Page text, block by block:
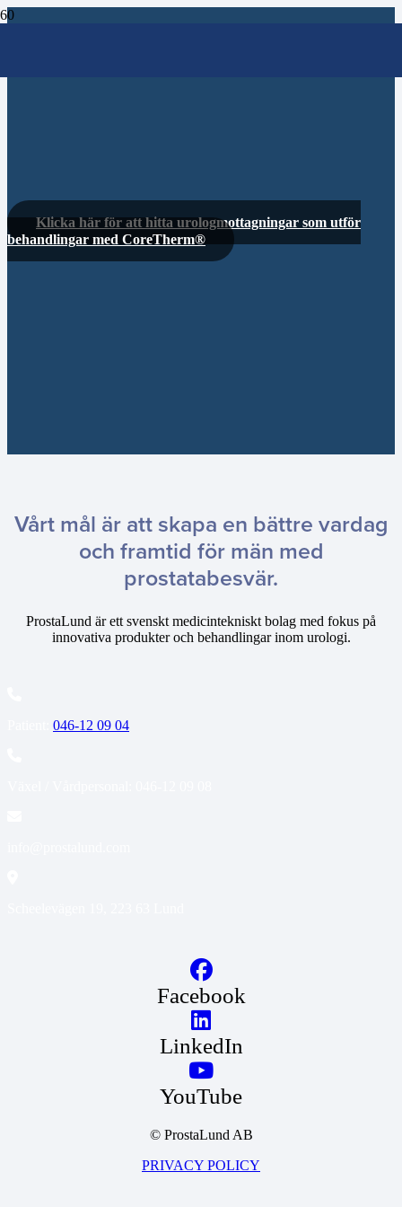
Klicka här för att hitta urologmottagningar som utför
behandlingar med CoreTherm®
Vårt mål är att skapa en bättre vardag
och framtid för män med
prostatabesvär.
ProstaLund är ett svenskt medicintekniskt bolag med fokus på
innovativa produkter och behandlingar inom urologi.
046-12 09 04
Facebook
LinkedIn
YouTube
© ProstaLund AB
PRIVACY POLICY
Jag vill bli uppringd!